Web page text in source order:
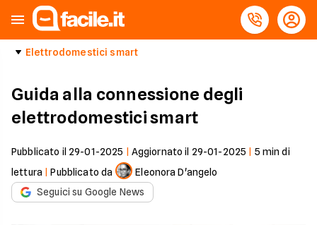
Elettrodomestici smart
Guida alla connessione degli
elettrodomestici smart
Pubblicato il 29-01-2025 Aggiornato il 29-01-2025 5 min di
lettura |Pubblicato da
Eleonora D'angelo
Seguici su Google News